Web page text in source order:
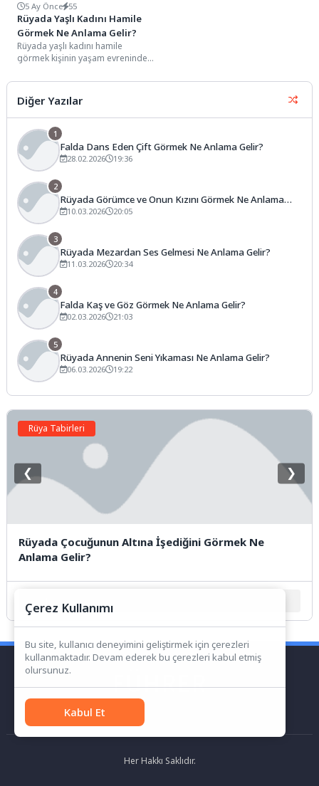
5 Ay Önce 55
Rüyada Yaşlı Kadını Hamile
Görmek Ne Anlama Gelir?
Rüyada yaşlı kadını hamile
görmek kişinin yaşam evreninde
ihtimallerin, imkansız görülen...
Diğer Yazılar
1
Falda Dans Eden Çift Görmek Ne Anlama Gelir?
28.02.2026 19:36
2
Rüyada Görümce ve Onun Kızını Görmek Ne Anlama
Gelir?
10.03.2026 20:05
3
Rüyada Mezardan Ses Gelmesi Ne Anlama Gelir?
11.03.2026 20:34
4
Falda Kaş ve Göz Görmek Ne Anlama Gelir?
02.03.2026 21:03
5
Rüyada Annenin Seni Yıkaması Ne Anlama Gelir?
06.03.2026 19:22
Rüya Tabirleri
Rüyada Çocuğunun Altına İşediğini Görmek Ne
Anlama Gelir?
❮ ❯
Her Hakkı Saklıdır.
Çerez Kullanımı
Bu site, kullanıcı deneyimini geliştirmek için çerezleri
kullanmaktadır. Devam ederek bu çerezleri kabul etmiş
olursunuz.
Kabul Et